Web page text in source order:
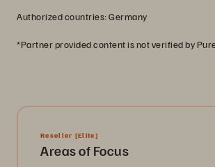
Authorized countries: Germany
*Partner provided content is not verified by
Reseller [Elite]
Areas of Focus